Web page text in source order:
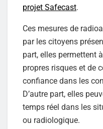
projet Safecast.
Ces mesures de
par les citoyens
part, elles permettent
propres risques et de
confiance dans les
D’autre part, elles
temps réel dans les
ou radiologique.